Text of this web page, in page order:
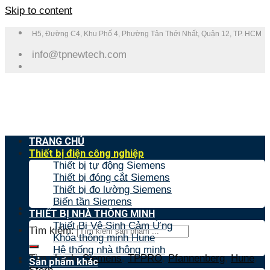
Skip to content
H5, Đường C4, Khu Phố 4, Phường Tân Thới Nhất, Quận 12, TP. HCM
info@tpnewtech.com
Tìm kiếm:
Tìm nhanh:Siemens,TPPRO,Pfannenberg,Hune,
TRANG CHỦ
Thiết bị điện công nghiệp
Thiết bị tự động Siemens
Thiết bị đóng cắt Siemens
Thiết bị đo lường Siemens
Biến tần Siemens
THIẾT BỊ NHÀ THÔNG MINH
Thiết Bị Vệ Sinh Cảm Ứng
Khóa thông minh Hune
Hệ thống nhà thông minh
Sản phẩm khác